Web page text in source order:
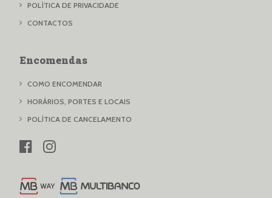
POLÍTICA DE PRIVACIDADE
CONTACTOS
Encomendas
COMO ENCOMENDAR
HORÁRIOS, PORTES E LOCAIS
POLÍTICA DE CANCELAMENTO